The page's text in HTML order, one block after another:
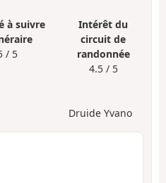
à suivre
/ 5
Intérêt du
circuit de
randonnée
4.5 / 5
Druide Yvano